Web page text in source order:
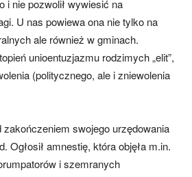
i nie pozwolił wywiesić na
U nas powiewa ona nie tylko na
ale również w gminach.
unioentuzjazmu rodzimych „elit”,
(politycznego, ale i zniewolenia
swojego urzędowania
Ogłosił amnestię, która objęła m.in.
i szemranych